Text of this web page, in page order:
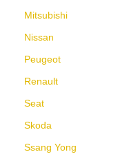
Mitsubishi
Nissan
Peugeot
Renault
Seat
Skoda
Ssang Yong